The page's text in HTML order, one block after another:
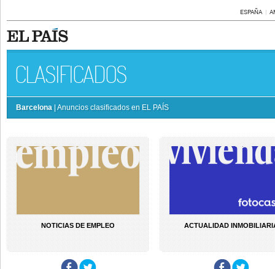
ESPAÑA
CLASIFICADOS
Barcelona | Anuncios clasificados en EL PAÍS
NOTICIAS DE EMPLEO ACTUALIDAD